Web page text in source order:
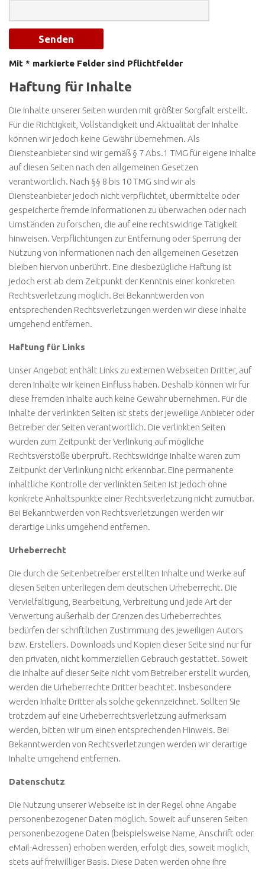
Mit * markierte Felder sind Pflichtfelder
Haftung für Inhalte
Die Inhalte unserer Seiten wurden mit größter Sorgfalt erstellt.
Für die Richtigkeit, Vollständigkeit und Aktualität der Inhalte
können wir jedoch keine Gewähr übernehmen. Als
Diensteanbieter sind wir gemäß § 7 Abs.1 TMG für eigene Inhalte
auf diesen Seiten nach den allgemeinen Gesetzen
verantwortlich. Nach §§ 8 bis 10 TMG sind wir als
Diensteanbieter jedoch nicht verpflichtet, übermittelte oder
gespeicherte fremde Informationen zu überwachen oder nach
Umständen zu forschen, die auf eine rechtswidrige Tätigkeit
hinweisen. Verpflichtungen zur Entfernung oder Sperrung der
Nutzung von Informationen nach den allgemeinen Gesetzen
bleiben hiervon unberührt. Eine diesbezügliche Haftung ist
jedoch erst ab dem Zeitpunkt der Kenntnis einer konkreten
Rechtsverletzung möglich. Bei Bekanntwerden von
entsprechenden Rechtsverletzungen werden wir diese Inhalte
umgehend entfernen.
Haftung für Links
Unser Angebot enthält Links zu externen Webseiten Dritter, auf
deren Inhalte wir keinen Einfluss haben. Deshalb können wir für
diese fremden Inhalte auch keine Gewähr übernehmen. Für die
Inhalte der verlinkten Seiten ist stets der jeweilige Anbieter oder
Betreiber der Seiten verantwortlich. Die verlinkten Seiten
wurden zum Zeitpunkt der Verlinkung auf mögliche
Rechtsverstöße überprüft. Rechtswidrige Inhalte waren zum
Zeitpunkt der Verlinkung nicht erkennbar. Eine permanente
inhaltliche Kontrolle der verlinkten Seiten ist jedoch ohne
konkrete Anhaltspunkte einer Rechtsverletzung nicht zumutbar.
Bei Bekanntwerden von Rechtsverletzungen werden wir
derartige Links umgehend entfernen.
Urheberrecht
Die durch die Seitenbetreiber erstellten Inhalte und Werke auf
diesen Seiten unterliegen dem deutschen Urheberrecht. Die
Vervielfältigung, Bearbeitung, Verbreitung und jede Art der
Verwertung außerhalb der Grenzen des Urheberrechtes
bedürfen der schriftlichen Zustimmung des jeweiligen Autors
bzw. Erstellers. Downloads und Kopien dieser Seite sind nur für
den privaten, nicht kommerziellen Gebrauch gestattet. Soweit
die Inhalte auf dieser Seite nicht vom Betreiber erstellt wurden,
werden die Urheberrechte Dritter beachtet. Insbesondere
werden Inhalte Dritter als solche gekennzeichnet. Sollten Sie
trotzdem auf eine Urheberrechtsverletzung aufmerksam
werden, bitten wir um einen entsprechenden Hinweis. Bei
Bekanntwerden von Rechtsverletzungen werden wir derartige
Inhalte umgehend entfernen.
Datenschutz
Die Nutzung unserer Webseite ist in der Regel ohne Angabe
personenbezogener Daten möglich. Soweit auf unseren Seiten
personenbezogene Daten (beispielsweise Name, Anschrift oder
eMail-Adressen) erhoben werden, erfolgt dies, soweit möglich,
stets auf freiwilliger Basis. Diese Daten werden ohne Ihre